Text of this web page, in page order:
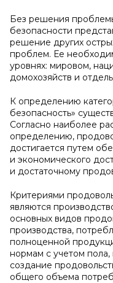
Без решения
безопасности
решение других
проблем. Ее
уровнях: мировом,
домохозяйств и
К определению
безопасность»
Согласно наиболее
определению,
достигается путем
и экономического
и достаточному
Критериями
являются
основных видов
производства,
полноценной
нормам с учетом пола,
создание
общего объема